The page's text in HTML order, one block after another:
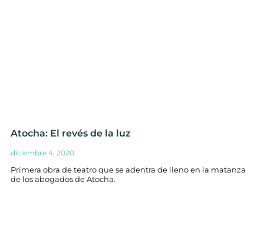
Atocha: El revés de la luz
diciembre 4, 2020
Primera obra de teatro que se adentra de lleno en la matanza
de los abogados de Atocha.